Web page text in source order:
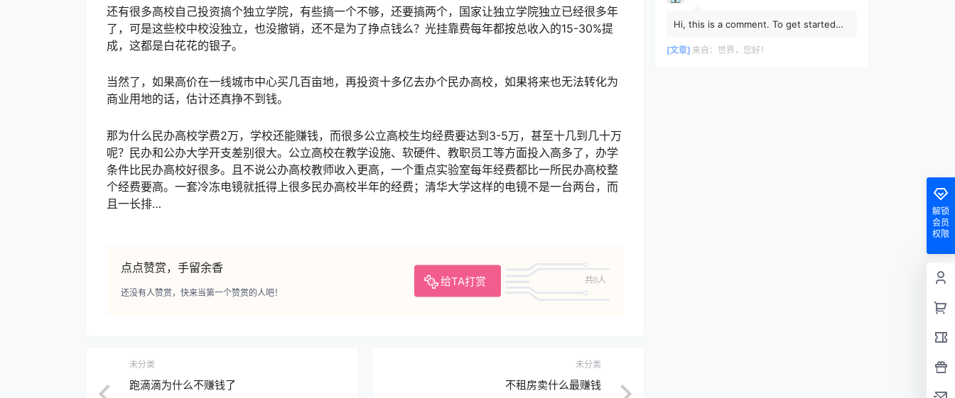
还有很多高校自己投资搞个独立学院，有些搞一个不够，还要搞两个，国家让独立学院独立已经很多年
了，可是这些校中校没独立，也没撤销，还不是为了挣点钱么？光挂靠费每年都按总收入的15-30%提
成，这都是白花花的银子。
当然了，如果高价在一线城市中心买几百亩地，再投资十多亿去办个民办高校，如果将来也无法转化为
商业用地的话，估计还真挣不到钱。
那为什么民办高校学费2万，学校还能赚钱，而很多公立高校生均经费要达到3-5万，甚至十几到几十万
呢？民办和公办大学开支差别很大。公立高校在教学设施、软硬件、教职员工等方面投入高多了，办学
条件比民办高校好很多。且不说公办高校教师收入更高，一个重点实验室每年经费都比一所民办高校整
个经费要高。一套冷冻电镜就抵得上很多民办高校半年的经费；清华大学这样的电镜不是一台两台，而
且一长排…
点点赞赏，手留余香
给TA打赏 共0人
还没有人赞赏，快来当第一个赞赏的人吧！
未分类
跑滴滴为什么不赚钱了
未分类
不租房卖什么最赚钱
Hi, this is a comment. To get started
comments, please vis...
[文章] 来自： 世界，您好！
解锁
会员
权限